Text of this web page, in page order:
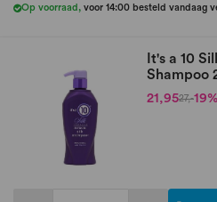
Op voorraad , voor 14:00 besteld vandaag
It's a 10
Shampoo
21,9527,-19%